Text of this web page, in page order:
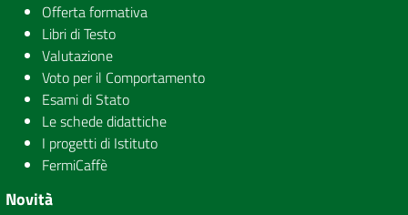
Offerta formativa
Libri di Testo
Valutazione
Voto per il Comportamento
Esami di Stato
Le schede didattiche
I progetti di Istituto
FermiCaffè
Novità